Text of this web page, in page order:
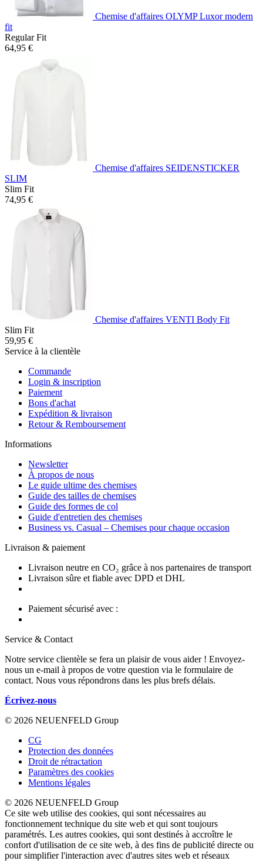
Chemise d'affaires OLYMP Luxor modern
fit
Regular Fit
64,95 €
Chemise d'affaires SEIDENSTICKER
SLIM
Slim Fit
74,95 €
Chemise d'affaires VENTI Body Fit
Slim Fit
59,95 €
Service à la clientèle
Commande
Login & inscription
Paiement
Bons d'achat
Expédition & livraison
Retour & Remboursement
Informations
Newsletter
À propos de nous
Le guide ultime des chemises
Guide des tailles de chemises
Guide des formes de col
Guide d'entretien des chemises
Business vs. Casual – Chemises pour chaque occasion
Livraison & paiement
Livraison neutre en CO₂ grâce à nos partenaires de transport
Livraison sûre et fiable avec DPD et DHL
Paiement sécurisé avec :
Service & Contact
Notre service clientèle se fera un plaisir de vous aider ! Envoyez-
nous un e-mail à propos de votre question via le formulaire de
contact. Nous vous répondrons dans les plus brefs délais.
Écrivez-nous
© 2026 NEUENFELD Group
CG
Protection des données
Droit de rétractation
Paramètres des cookies
Mentions légales
© 2026 NEUENFELD Group
Ce site web utilise des cookies, qui sont nécessaires au
fonctionnement technique du site web et qui sont toujours
paramétrés. Les autres cookies, qui sont destinés à accroître le
confort d'utilisation de ce site web, à des fins de publicité directe ou
pour simplifier l'interaction avec d'autres sites web et réseaux